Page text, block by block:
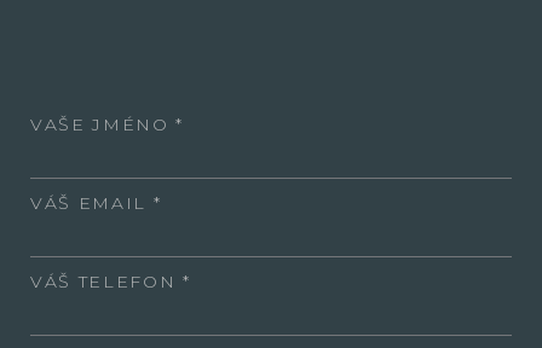
VAŠE JMÉNO
VÁŠ EMAIL
VÁŠ TELEFON